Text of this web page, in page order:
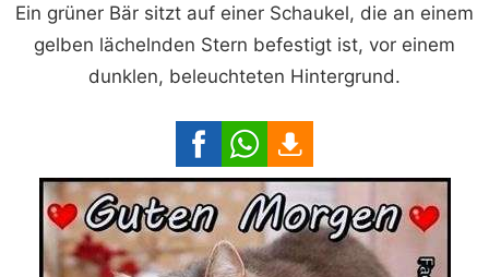
Ein grüner Bär sitzt auf einer Schaukel, die an einem
gelben lächelnden Stern befestigt ist, vor einem
dunklen, beleuchteten Hintergrund.